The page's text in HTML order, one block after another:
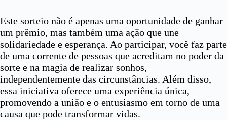
Este sorteio não é apenas uma oportunidade de ganhar
um prêmio, mas também uma ação que une
solidariedade e esperança. Ao participar, você faz parte
de uma corrente de pessoas que acreditam no poder da
sorte e na magia de realizar sonhos,
independentemente das circunstâncias. Além disso,
essa iniciativa oferece uma experiência única,
promovendo a união e o entusiasmo em torno de uma
causa que pode transformar vidas.